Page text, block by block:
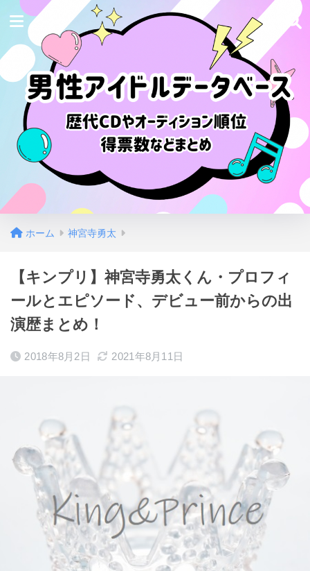
ホーム 神宮寺勇太
【キンプリ】神宮寺勇太くん・プロフィ
ールとエピソード、デビュー前からの出
演歴まとめ！
2018年8月2日 2021年8月11日